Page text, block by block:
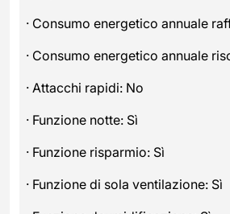
· Consumo energetico annuale
· Consumo energetico annuale
· Attacchi rapidi: No
· Funzione notte: Sì
· Funzione risparmio: Sì
· Funzione di sola ventilazione: Sì